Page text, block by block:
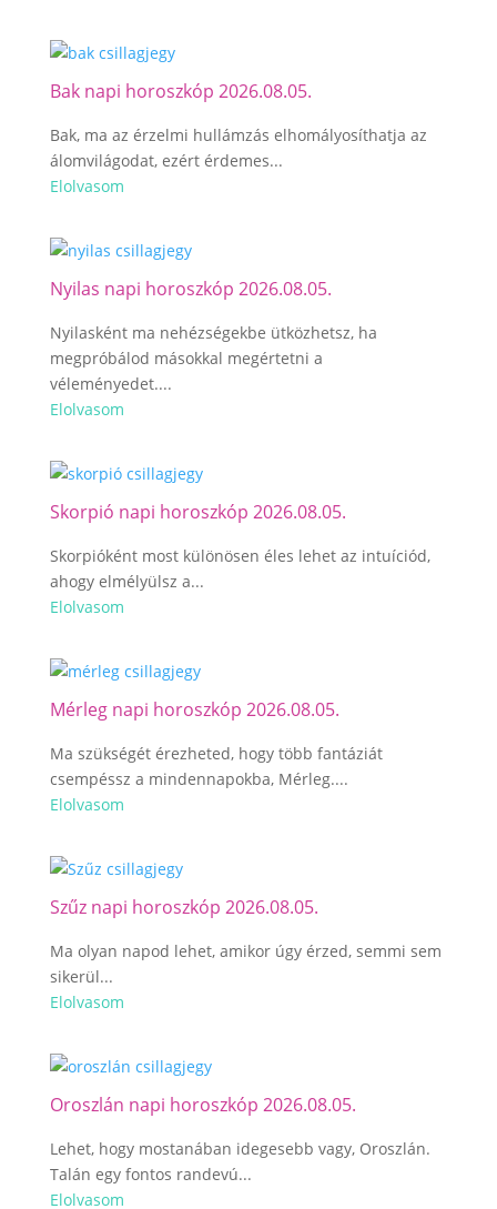
Bak napi horoszkóp 2026.08.05.
Bak, ma az érzelmi hullámzás elhomályosíthatja az
álomvilágodat, ezért érdemes...
Elolvasom
Nyilas napi horoszkóp 2026.08.05.
Nyilasként ma nehézségekbe ütközhetsz, ha
megpróbálod másokkal megértetni a
véleményedet....
Elolvasom
Skorpió napi horoszkóp 2026.08.05.
Skorpióként most különösen éles lehet az intuíciód,
ahogy elmélyülsz a...
Elolvasom
Mérleg napi horoszkóp 2026.08.05.
Ma szükségét érezheted, hogy több fantáziát
csempéssz a mindennapokba, Mérleg....
Elolvasom
Szűz napi horoszkóp 2026.08.05.
Ma olyan napod lehet, amikor úgy érzed, semmi sem
sikerül...
Elolvasom
Oroszlán napi horoszkóp 2026.08.05.
Lehet, hogy mostanában idegesebb vagy, Oroszlán.
Talán egy fontos randevú...
Elolvasom